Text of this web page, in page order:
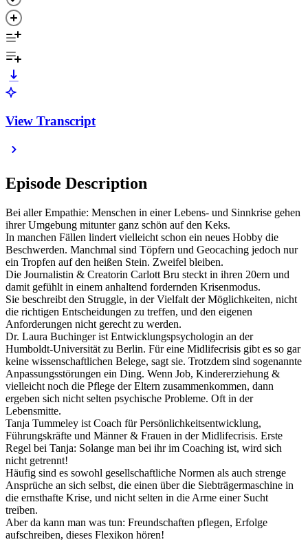
View Transcript
Episode Description
Bei aller Empathie: Menschen in einer Lebens- und Sinnkrise gehen
ihrer Umgebung mitunter ganz schön auf den Keks.
In manchen Fällen lindert vielleicht schon ein neues Hobby die
Beschwerden. Manchmal sind Töpfern und Geocaching jedoch nur
ein Tropfen auf den heißen Stein. Zweifel bleiben.
Die Journalistin & Creatorin Carlott Bru steckt in ihren 20ern und
damit gefühlt in einem anhaltend fordernden Krisenmodus.
Sie beschreibt den Struggle, in der Vielfalt der Möglichkeiten, nicht
die richtigen Entscheidungen zu treffen, und den eigenen
Anforderungen nicht gerecht zu werden.
Dr. Laura Buchinger ist Entwicklungspsychologin an der
Humboldt-Universität zu Berlin. Für eine Midlifecrisis gibt es so gar
keine wissenschaftlichen Belege, sagt sie. Trotzdem sind sogenannte
Anpassungsstörungen ein Ding. Wenn Job, Kindererziehung &
vielleicht noch die Pflege der Eltern zusammenkommen, dann
ergeben sich nicht selten psychische Probleme. Oft in der
Lebensmitte.
Tanja Tummeley ist Coach für Persönlichkeitsentwicklung,
Führungskräfte und Männer & Frauen in der Midlifecrisis. Erste
Regel bei Tanja: Solange man bei ihr im Coaching ist, wird sich
nicht getrennt!
Häufig sind es sowohl gesellschaftliche Normen als auch strenge
Ansprüche an sich selbst, die einen über die Siebträgermaschine in
die ernsthafte Krise, und nicht selten in die Arme einer Sucht
treiben.
Aber da kann man was tun: Freundschaften pflegen, Erfolge
aufschreiben, dieses Flexikon hören!